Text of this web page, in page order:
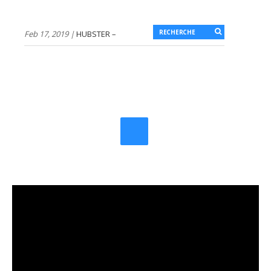
Feb 17, 2019 |HUBSTER –
Born To Collaborate 🍺
TGIF – Thank
Jesorsenville, le guide dont